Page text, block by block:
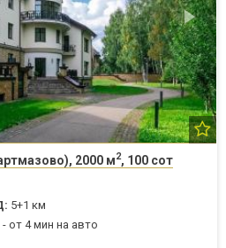
2000 м2, 100 сот
5+1 км
от 4 мин на авто